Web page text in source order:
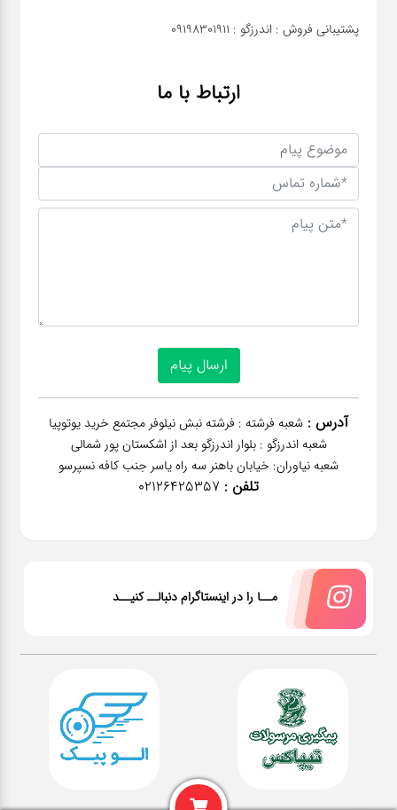
پشتیبانی فروش : اندرزگو : 09198301911
ارتباط با ما
آدرس : شعبه فرشته : فرشته نبش نیلوفر مجتمع خرید یوتوپیا
شعبه اندرزگو : بلوار اندرزگو بعد از اشکستان پور شمالی
شعبه نیاوران: خیابان باهنر‌ سه راه یاسر جنب کافه نسپرسو
تلفن : 02126425357
مــا را در اینستاگرام دنبالــ کنیــد